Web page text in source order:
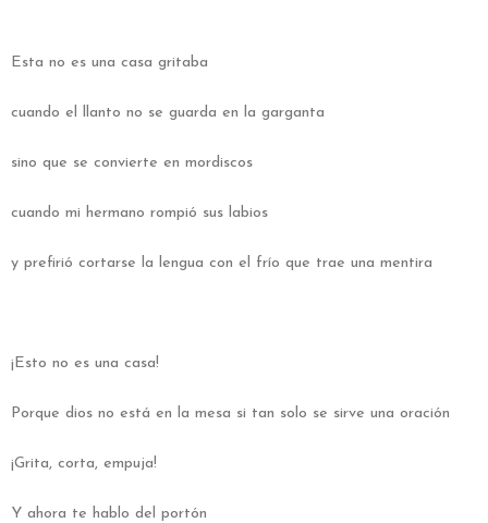
Esta no es una casa gritaba
cuando el llanto no se guarda en la garganta
sino que se convierte en mordiscos
cuando mi hermano rompió sus labios
y prefirió cortarse la lengua con el frío que trae una mentira
¡Esto no es una casa!
Porque dios no está en la mesa si tan solo se sirve una oración
¡Grita, corta, empuja!
Y ahora te hablo del portón